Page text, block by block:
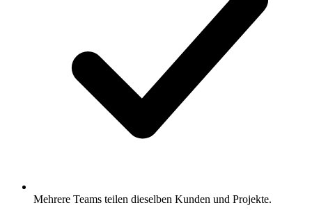
Mehrere Teams teilen dieselben Kunden und Projekte.